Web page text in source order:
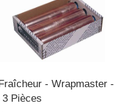
- Wrapmaster -
Pièces